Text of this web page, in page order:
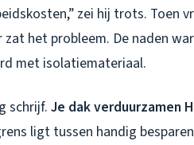
zei hij trots. Toen
zat het probleem. De naden
met isolatiemateriaal.
schrijf. Je dak verduurzamen
ligt tussen handig